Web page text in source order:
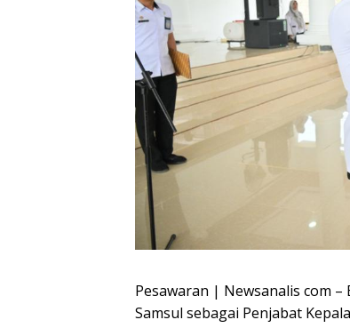
Pesawaran | Newsanalis com
Samsul sebagai Penjabat